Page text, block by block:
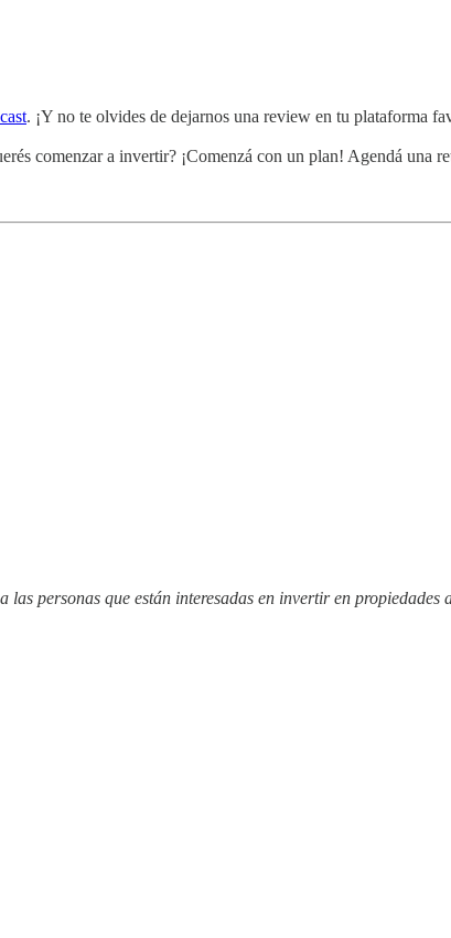
. ¡Y no te olvides de dejarnos una review en tu plataforma
comenzar a invertir? ¡Comenzá con un plan! Agendá una
personas que están interesadas en invertir en